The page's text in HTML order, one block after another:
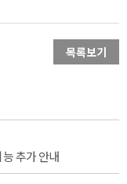
목록보기
추가 안내